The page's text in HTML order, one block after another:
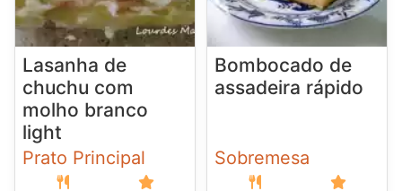
Lasanha de
chuchu com
molho branco
light
Prato Principal
Bombocado de
assadeira rápido
Sobremesa